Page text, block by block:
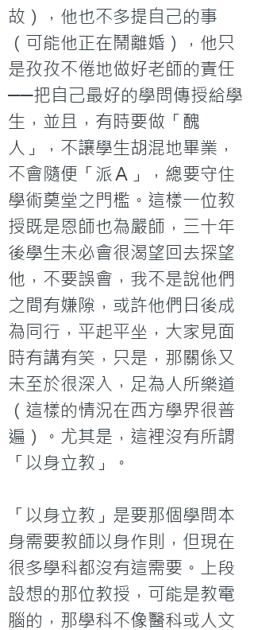
故），他也不多提自己的事
（可能他正在鬧離婚），他只
是孜孜不倦地做好老師的責任
──把自己最好的學問傳授給學
生，並且，有時要做「醜
人」，不讓學生胡混地畢業，
不會隨便「派Ａ」，總要守住
學術奠堂之門檻。這樣一位教
授既是恩師也為嚴師，三十年
後學生未必會很渴望回去探望
他，不要誤會，我不是說他們
之間有嫌隙，或許他們日後成
為同行，平起平坐，大家見面
時有講有笑，只是，那關係又
未至於很深入，足為人所樂道
（這樣的情況在西方學界很普
遍）。尤其是，這裡沒有所謂
「以身立教」。
「以身立教」是要那個學問本
身需要教師以身作則，但現在
很多學科都沒有這需要。上段
設想的那位教授，可能是教電
腦的，那學科不像醫科或人文